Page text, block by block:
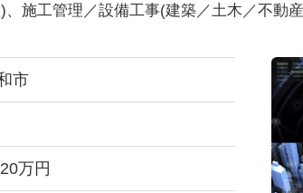
施工管理／設備工事(建築／土木／不動
市
万円